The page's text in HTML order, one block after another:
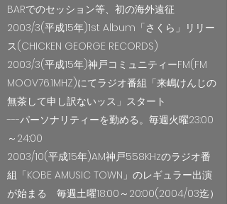
BARでのセッション等、初の海外遠征
2003/3(平成15年)1st Album「さくら」リリー
ス(CHICKEN GEORGE RECORDS)
2003/3(平成15年)神戸コミュニティーFM(FM
MOOV76.1MHZ)にてラジオ番組「来嶋けんじの
無茶して申し訳ないッス」スタート
---パーソナリティーを勤める。毎週火曜23:00
～24:00
2003/10(平成15年)AM神戸558KHzのラジオ番
組「KOBE AMUSIC TOWN」のレギュラー出演
が始まる 毎週土曜18:00～20:00(2004/03迄）